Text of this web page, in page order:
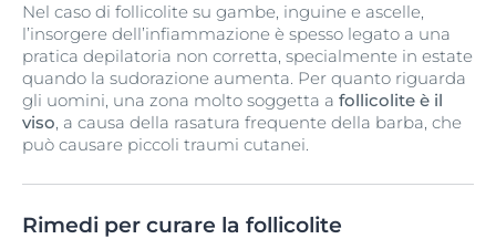
Nel caso di follicolite su gambe, inguine e ascelle,
l’insorgere dell’infiammazione è spesso legato a una
pratica depilatoria non corretta, specialmente in estate
quando la sudorazione aumenta. Per quanto riguarda
gli uomini, una zona molto soggetta a follicolite è il
viso, a causa della rasatura frequente della barba, che
può causare piccoli traumi cutanei.
Rimedi per curare la follicolite